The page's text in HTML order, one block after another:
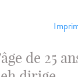
de 25